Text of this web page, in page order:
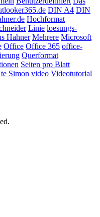
DIN A4 DIN
Hochformat
Linie loesungs-
Hahner Mehrere Microsoft
Office Office 365 office-
Querformat
Seiten pro Blatt
Simon video Videotutorial